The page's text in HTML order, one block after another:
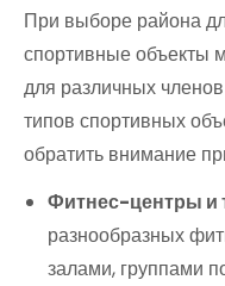
При выборе района
спортивные объекты
для различных
типов спортивных
обратить внимание
Фитнес-центры и
разнообразных
залами, группами